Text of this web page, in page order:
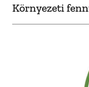
Környezeti